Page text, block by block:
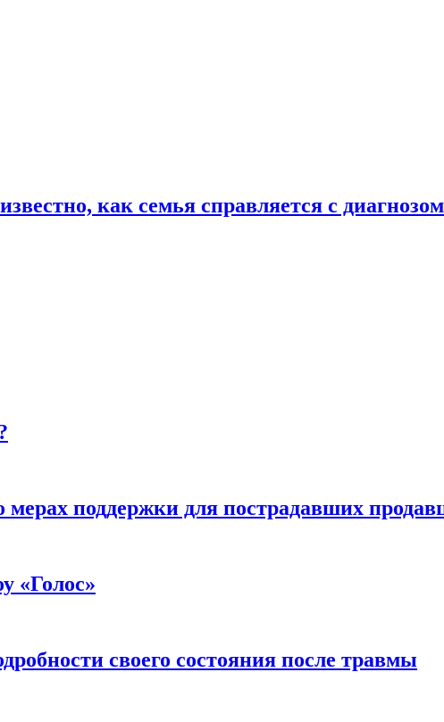
как семья справляется с
поддержки для пострадавших
«Голос»
своего состояния после травмы